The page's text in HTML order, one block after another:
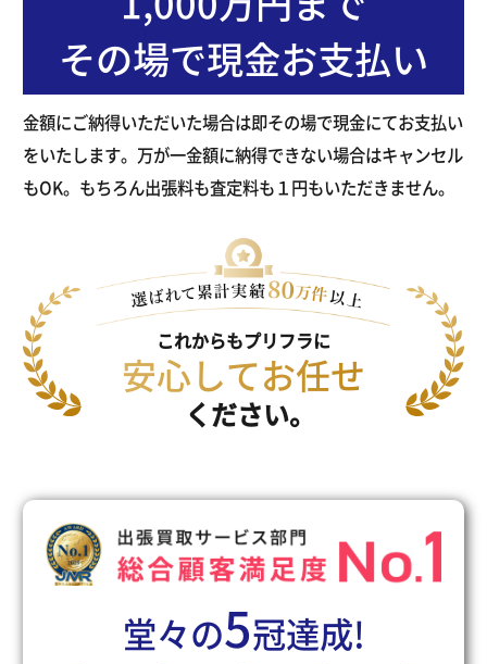
その場で現金お支払い
金額にご納得いただいた場合は即その場で現金にてお支払い
をいたします。万が一金額に納得できない場合はキャンセル
もOK。もちろん出張料も査定料も１円もいただきません。
これからもプリフラに
安心してお任せ
ください。
堂々の5冠達成!